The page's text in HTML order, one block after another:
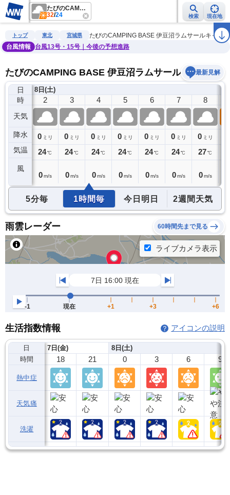
たびのCAMPING BASE 伊豆沼ラムサールキャンプ場
32/24 検索 現在地
雨雲レーダー 台風情報 地震情報 警報・注意報 2週間天気 ラ
トップ 東北 宮城県
たびのCAMPING BASE 伊豆沼ラムサールキャン
台風情報
台風13号・15号｜今後の予想進路
たびのCAMPING BASE 伊豆沼ラムサールキャンプ場
最新見解
日
時
天気
降水
気温
風
8日(土)
1
0ミリ
24℃
2
0 ミリ
24℃
0 m/s
3
0 ミリ
24℃
0 m/s
4
0 ミリ
24℃
0 m/s
5
0 ミリ
24℃
0 m/s
6
0 ミリ
24℃
0 m/s
7
0 ミリ
24℃
0 m/s
8
0 ミリ
27℃
0 m/s
5分毎 1時間毎 今日明日 2週間天気
雨雲レーダー 60時間先まで見る
生活指数情報 アイコンの説明
日
時間
熱中症
天気痛
洗濯
7日(金)
18 21
8日(土)
0 3 6 9